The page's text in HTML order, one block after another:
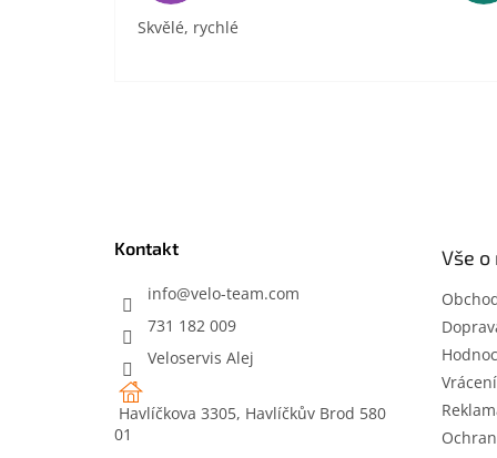
Skvělé, rychlé
Kontakt
info@velo-team.com
731 182 009
Veloservis Alej
Havlíčkova 3305, Havlíčkův Brod 580
01
Vše o